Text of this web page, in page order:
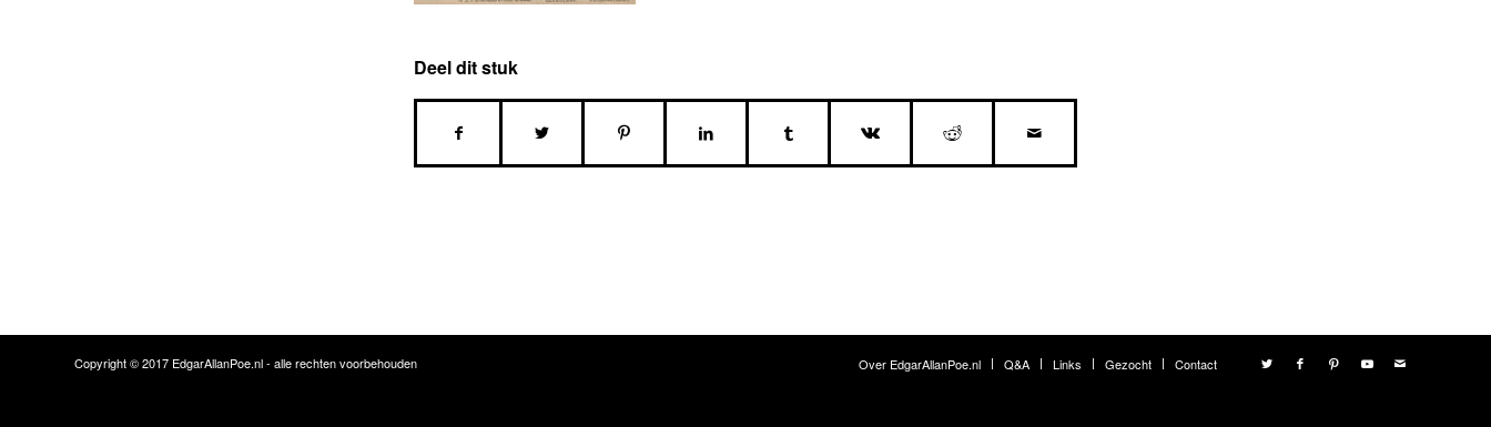
Deel dit stuk
Copyright © 2017 EdgarAllanPoe.nl - alle rechten voorbehouden Over EdgarAllanPoe.nl Q&A Links Gezocht Contact